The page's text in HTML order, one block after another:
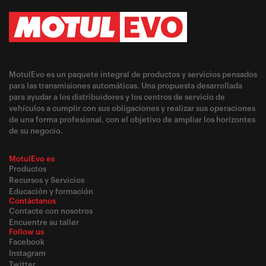
MotulEvo es un paquete integral de productos y servicios pensados
para las transmisiones automáticas. Una propuesta desarrollada
para ayudar a los distribuidores y los centros de servicio de
vehículos a cumplir con sus obligaciones y realizar sus operaciones
de una forma profesional, con el objetivo de ampliar los horizontes
de su negocio.
MotulEvo es
Productos
Recursos y Servicios
Educación y formación
Contáctanos
Contacte con nosotros
Encuentre su taller
Follow us
Facebook
Instagram